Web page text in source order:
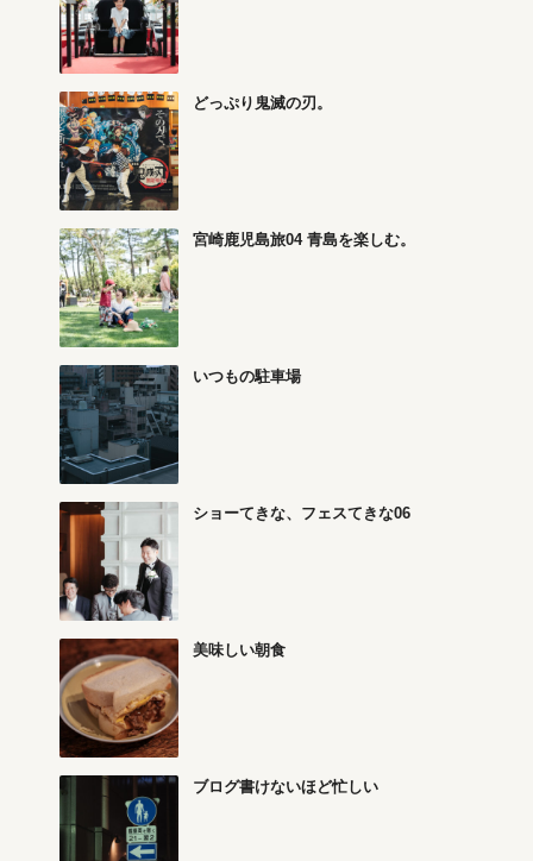
どっぷり鬼滅の刃。
宮崎鹿児島旅04 青島を楽しむ。
いつもの駐車場
ショーてきな、フェスてきな06
美味しい朝食
ブログ書けないほど忙しい